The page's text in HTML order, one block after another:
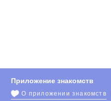
Приложение знакомств
О приложении знакомств